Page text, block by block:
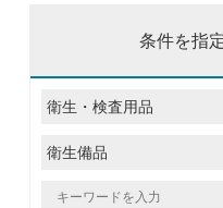
条件を指